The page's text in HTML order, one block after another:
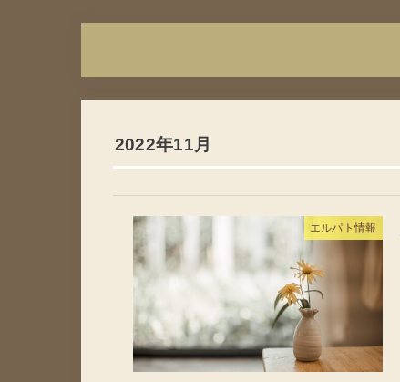
2022年11月
エルパト情報